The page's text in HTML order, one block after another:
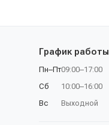
График работы
Пн–Пт
Сб
Вс
09:00–17:00
10:00–16:00
Выходной